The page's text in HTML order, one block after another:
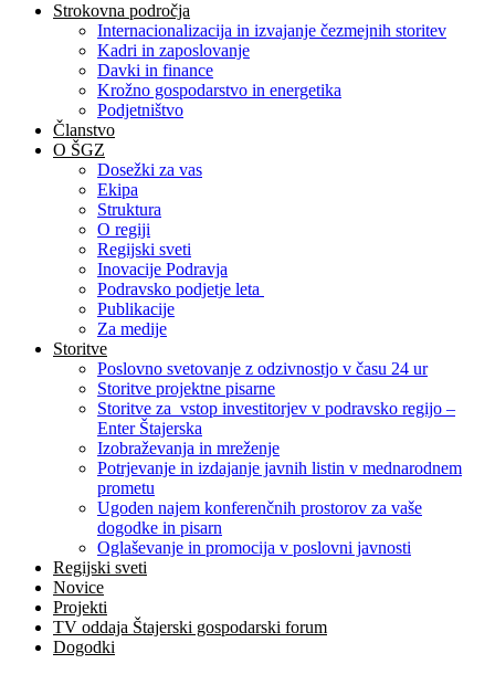
Strokovna področja
Internacionalizacija in izvajanje čezmejnih storitev
Kadri in zaposlovanje
Davki in finance
Krožno gospodarstvo in energetika
Podjetništvo
Članstvo
O ŠGZ
Dosežki za vas
Ekipa
Struktura
O regiji
Regijski sveti
Inovacije Podravja
Podravsko podjetje leta
Publikacije
Za medije
Storitve
Poslovno svetovanje z odzivnostjo v času 24 ur
Storitve projektne pisarne
Storitve za vstop investitorjev v podravsko regijo –
Enter Štajerska
Izobraževanja in mreženje
Potrjevanje in izdajanje javnih listin v mednarodnem
prometu
Ugoden najem konferenčnih prostorov za vaše
dogodke in pisarn
Oglaševanje in promocija v poslovni javnosti
Regijski sveti
Novice
Projekti
TV oddaja Štajerski gospodarski forum
Dogodki